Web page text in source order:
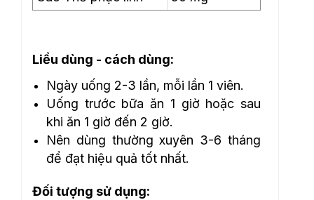
Liều dùng - cách dùng:
Ngày uống 2-3 lần, mỗi lần 1 viên.
Uống trước bữa ăn 1 giờ hoặc sau
khi ăn 1 giờ đến 2 giờ.
Nên dùng thường xuyên 3-6 tháng
để đạt hiệu quả tốt nhất.
Đối tượng sử dụng: